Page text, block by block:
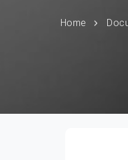
Home